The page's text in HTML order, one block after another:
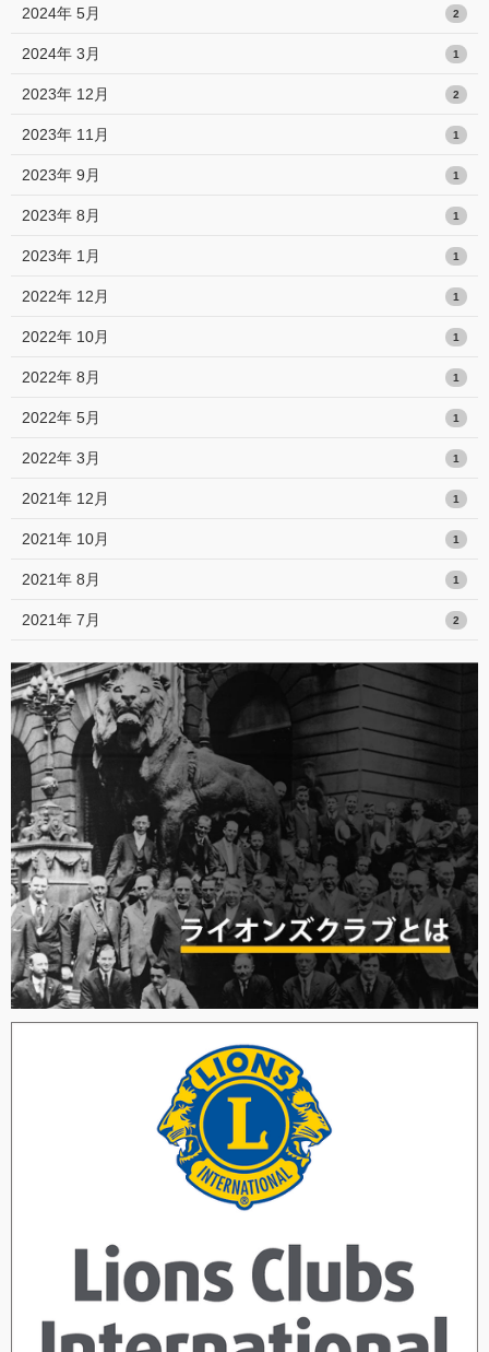
2024年 5月 2
2024年 3月 1
2023年 12月 2
2023年 11月 1
2023年 9月 1
2023年 8月 1
2023年 1月 1
2022年 12月 1
2022年 10月 1
2022年 8月 1
2022年 5月 1
2022年 3月 1
2021年 12月 1
2021年 10月 1
2021年 8月 1
2021年 7月 2